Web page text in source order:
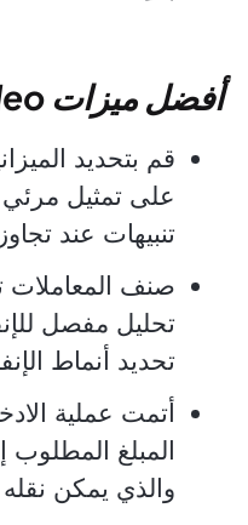
أفضل ميزات Cleo
قم بتحديد
على تمثيل مرئي
تنبيهات عند
صنف المعاملات
تحليل مفصل
تحديد أنماط
أتمت عملية
المبلغ
والذي يمكن